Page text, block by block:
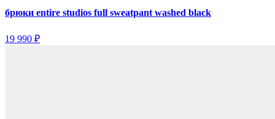
брюки entire studios full sweatpant washed black
19 990 ₽